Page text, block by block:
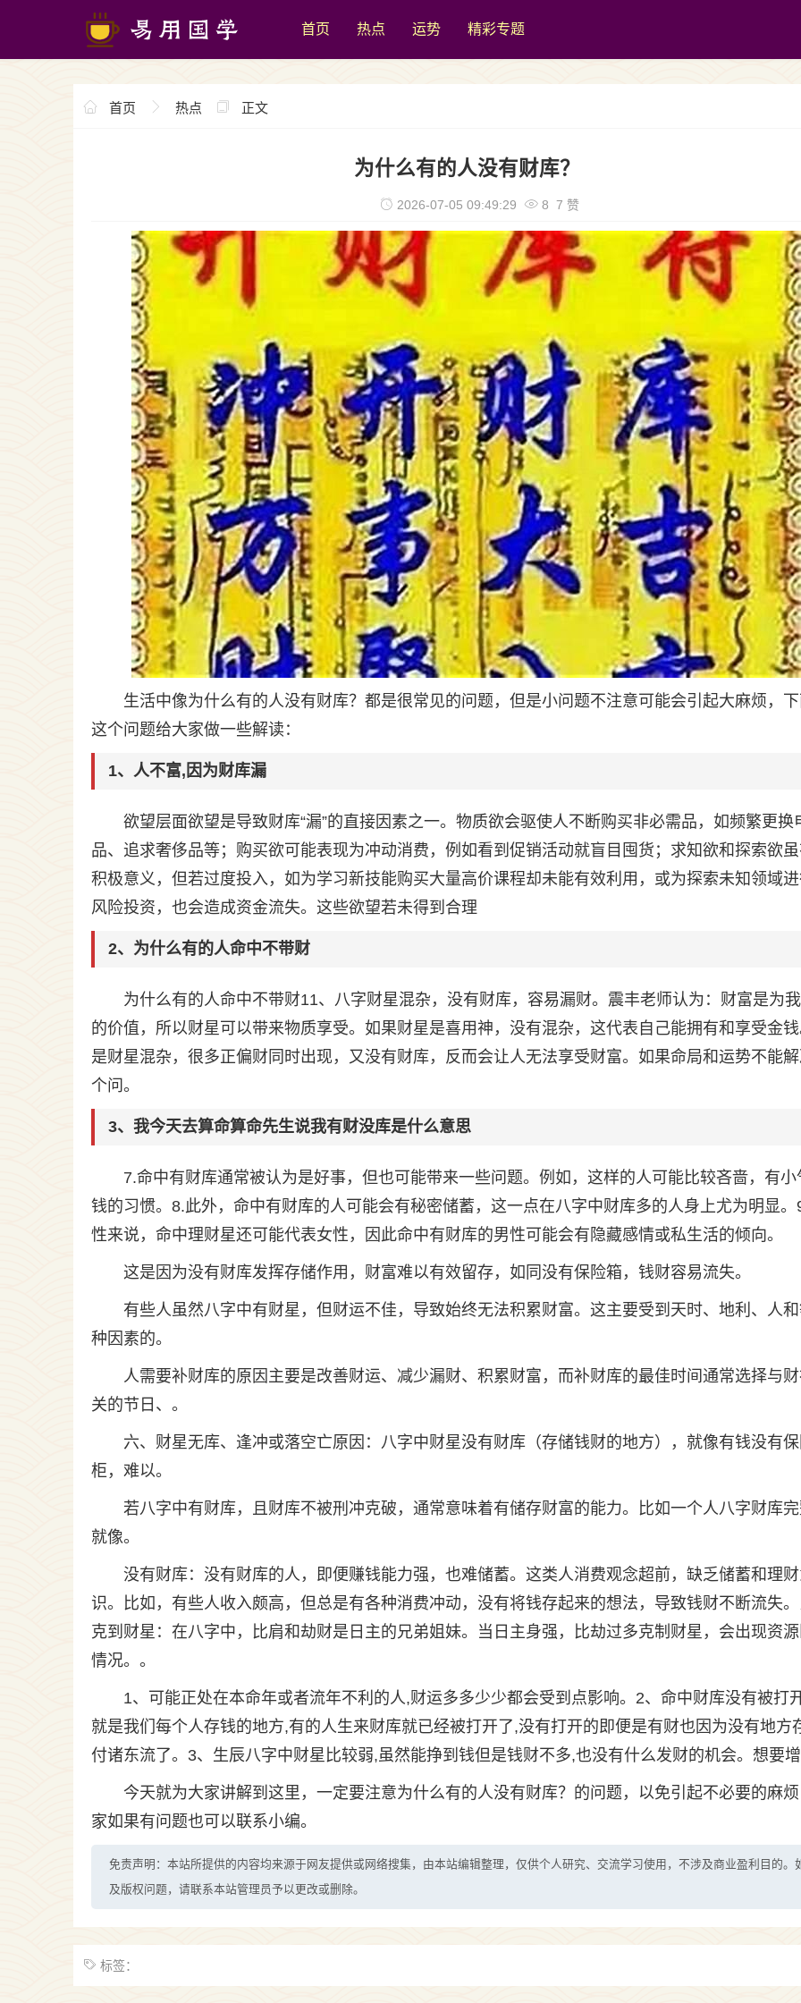
首页 热点 运势 精彩专题
首页 热点 正文
为什么有的人没有财库？
2026-07-05 09:49:29 8 7 赞
生活中像为什么有的人没有财库？都是很常见的问题，但是小问题不注意可能会引起大麻烦，
这个问题给大家做一些解读：
1、人不富,因为财库漏
欲望层面欲望是导致财库“漏”的直接因素之一。物质欲会驱使人不断购买非必需品，如频繁更换
品、追求奢侈品等；购买欲可能表现为冲动消费，例如看到促销活动就盲目囤货；求知欲和探索欲
积极意义，但若过度投入，如为学习新技能购买大量高价课程却未能有效利用，或为探索未知领域
风险投资，也会造成资金流失。这些欲望若未得到合理
2、为什么有的人命中不带财
为什么有的人命中不带财11、八字财星混杂，没有财库，容易漏财。震丰老师认为：财富是为
的价值，所以财星可以带来物质享受。如果财星是喜用神，没有混杂，这代表自己能拥有和享受金
是财星混杂，很多正偏财同时出现，又没有财库，反而会让人无法享受财富。如果命局和运势不能
个问。
3、我今天去算命算命先生说我有财没库是什么意思
7.命中有财库通常被认为是好事，但也可能带来一些问题。例如，这样的人可能比较吝啬，有小
钱的习惯。8.此外，命中有财库的人可能会有秘密储蓄，这一点在八字中财库多的人身上尤为明显。
性来说，命中理财星还可能代表女性，因此命中有财库的男性可能会有隐藏感情或私生活的倾向。
这是因为没有财库发挥存储作用，财富难以有效留存，如同没有保险箱，钱财容易流失。
有些人虽然八字中有财星，但财运不佳，导致始终无法积累财富。这主要受到天时、地利、人
种因素的。
人需要补财库的原因主要是改善财运、减少漏财、积累财富，而补财库的最佳时间通常选择与
关的节日、。
六、财星无库、逢冲或落空亡原因：八字中财星没有财库（存储钱财的地方），就像有钱没有
柜，难以。
若八字中有财库，且财库不被刑冲克破，通常意味着有储存财富的能力。比如一个人八字财库
就像。
没有财库：没有财库的人，即便赚钱能力强，也难储蓄。这类人消费观念超前，缺乏储蓄和理
识。比如，有些人收入颇高，但总是有各种消费冲动，没有将钱存起来的想法，导致钱财不断流失
克到财星：在八字中，比肩和劫财是日主的兄弟姐妹。当日主身强，比劫过多克制财星，会出现资
情况。。
1、可能正处在本命年或者流年不利的人,财运多多少少都会受到点影响。2、命中财库没有被打
就是我们每个人存钱的地方,有的人生来财库就已经被打开了,没有打开的即便是有财也因为没有地方
付诸东流了。3、生辰八字中财星比较弱,虽然能挣到钱但是钱财不多,也没有什么发财的机会。想要
今天就为大家讲解到这里，一定要注意为什么有的人没有财库？的问题，以免引起不必要的麻
家如果有问题也可以联系小编。
免责声明：本站所提供的内容均来源于网友提供或网络搜集，由本站编辑整理，仅供个人研究、交流学习使用，不涉及商业盈利目的。
及版权问题，请联系本站管理员予以更改或删除。
标签：